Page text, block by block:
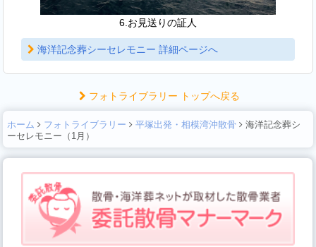
6.お見送りの証人
海洋記念葬シーセレモニー 詳細ページへ
フォトライブラリー トップへ戻る
ホーム フォトライブラリー 平塚出発・相模湾沖散骨
海洋記念葬シ
ーセレモニー（1月）